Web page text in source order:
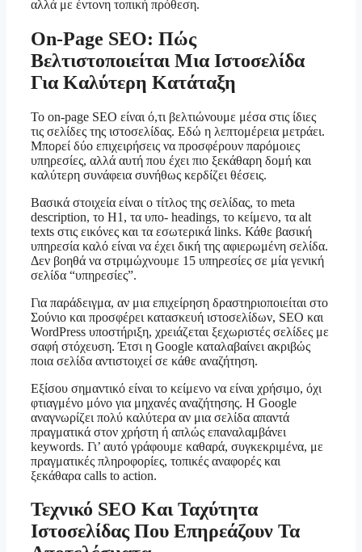
αλλά με έντονη τοπική πρόθεση.
On-Page SEO: Πώς
Βελτιστοποιείται Μια Ιστοσελίδα
Για Καλύτερη Κατάταξη
Το on-page SEO είναι ό,τι βελτιώνουμε μέσα στις ίδιες
τις σελίδες της ιστοσελίδας. Εδώ η λεπτομέρεια μετράει.
Μπορεί δύο επιχειρήσεις να προσφέρουν παρόμοιες
υπηρεσίες, αλλά αυτή που έχει πιο ξεκάθαρη δομή και
καλύτερη συνάφεια συνήθως κερδίζει θέσεις.
Βασικά στοιχεία είναι ο τίτλος της σελίδας, το meta
description, το H1, τα υπο- headings, το κείμενο, τα alt
texts στις εικόνες και τα εσωτερικά links. Κάθε βασική
υπηρεσία καλό είναι να έχει δική της αφιερωμένη σελίδα.
Δεν βοηθά να στριμώχνουμε 15 υπηρεσίες σε μία γενική
σελίδα “υπηρεσίες”.
Για παράδειγμα, αν μια επιχείρηση δραστηριοποιείται στο
Σούνιο και προσφέρει κατασκευή ιστοσελίδων, SEO και
WordPress υποστήριξη, χρειάζεται ξεχωριστές σελίδες με
σαφή στόχευση. Έτσι η Google καταλαβαίνει ακριβώς
ποια σελίδα αντιστοιχεί σε κάθε αναζήτηση.
Εξίσου σημαντικό είναι το κείμενο να είναι χρήσιμο, όχι
φτιαγμένο μόνο για μηχανές αναζήτησης. Η Google
αναγνωρίζει πολύ καλύτερα αν μια σελίδα απαντά
πραγματικά στον χρήστη ή απλώς επαναλαμβάνει
keywords. Γι’ αυτό γράφουμε καθαρά, συγκεκριμένα, με
πραγματικές πληροφορίες, τοπικές αναφορές και
ξεκάθαρα calls to action.
Τεχνικό SEO Και Ταχύτητα
Ιστοσελίδας Που Επηρεάζουν Τα